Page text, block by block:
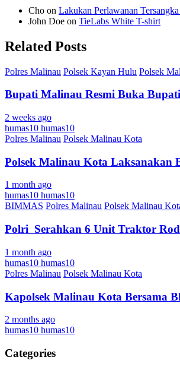
Cho on Lakukan Perlawanan
John Doe on TieLabs White T-shirt
Related Posts
Polres Malinau Polsek Kayan Hulu Polsek
Bupati Malinau Resmi Buka
2 weeks ago
humas10 humas10
Polres Malinau Polsek Malinau Kota
Polsek Malinau Kota Laksanakan
1 month ago
humas10 humas10
BIMMAS Polres Malinau Polsek Malinau
Polri Serahkan 6 Unit Traktor
1 month ago
humas10 humas10
Polres Malinau Polsek Malinau Kota
Kapolsek Malinau Kota Bersama
2 months ago
humas10 humas10
Categories